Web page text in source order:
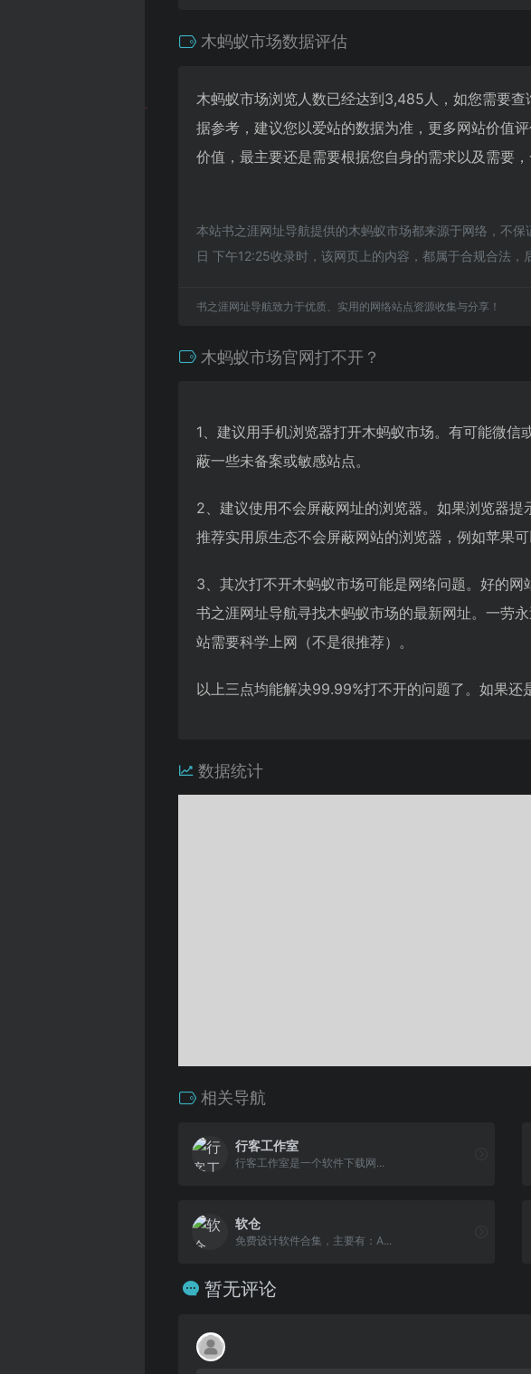
木蚂蚁市场数据评估
木蚂蚁市场浏览人数已经达到3,485人，如您需要
据参考，建议您以爱站的数据为准，更多网站价值
价值，最主要还是需要根据您自身的需求以及需要
本站书之涯网址导航提供的木蚂蚁市场都来源于网络，不
日 下午12:25收录时，该网页上的内容，都属于合规合法
书之涯网址导航致力于优质、实用的网络站点资源收集与分享！
木蚂蚁市场官网打不开？
1、建议用手机浏览器打开木蚂蚁市场。有可能微
蔽一些未备案或敏感站点。
2、建议使用不会屏蔽网址的浏览器。如果浏览器
推荐实用原生态不会屏蔽网站的浏览器，例如苹果
3、其次打不开木蚂蚁市场可能是网络问题。好的
书之涯网址导航寻找木蚂蚁市场的最新网址。一劳
站需要科学上网（不是很推荐）。
以上三点均能解决99.99%打不开的问题了。如果还
数据统计
相关导航
行客工作室
行客工作室是一个软件下载网...
软仓
免费设计软件合集，主要有：A...
暂无评论